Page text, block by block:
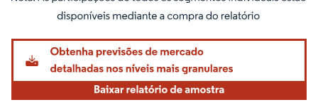
Imagem © Mordor Intelligence. O reuso requer atribuição conforme CC BY 4.0.